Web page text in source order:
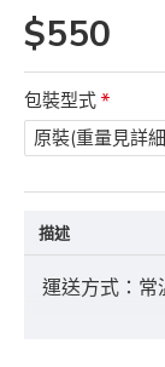
$550
包裝型式
原裝(重量見詳
描述
運送方式：常